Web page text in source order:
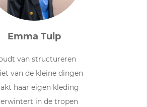
Emma Tulp
van structureren
van de kleine dingen
haar eigen kleding
in de tropen